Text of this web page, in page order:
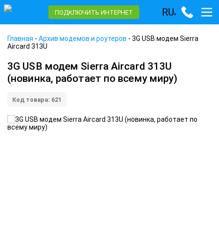
ПОДКЛЮЧИТЬ ИНТЕРНЕТ RU▾
Главная - Архив модемов и роутеров - 3G USB модем Sierra
Aircard 313U
3G USB модем Sierra Aircard 313U
(новинка, работает по всему миру)
Код товара: 621